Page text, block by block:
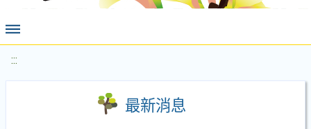
:::
最新消息